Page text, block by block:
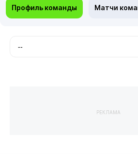
Профиль команды Матчи
РЕКЛАМА